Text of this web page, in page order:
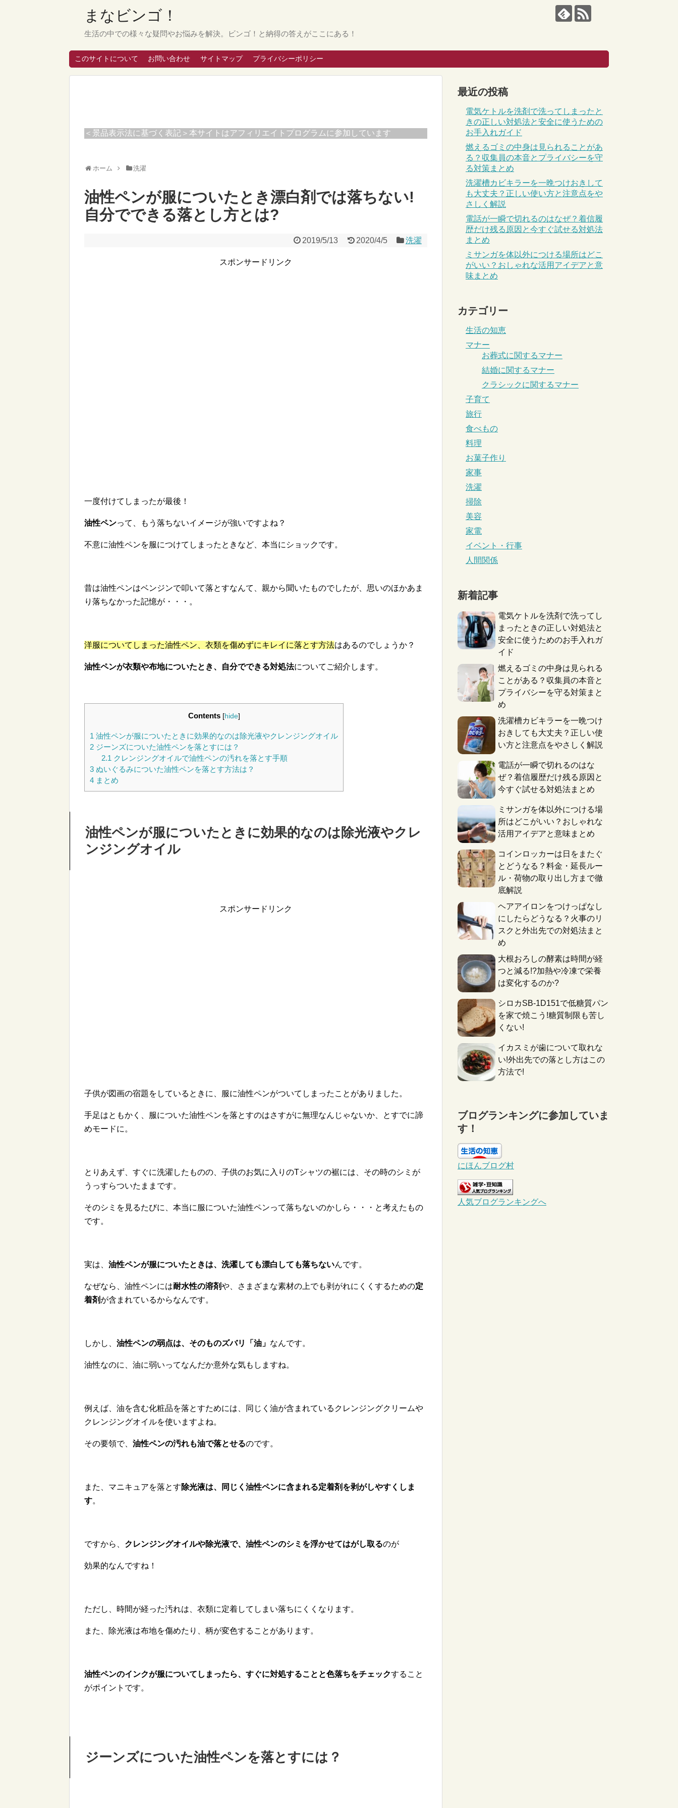
まなビンゴ！
生活の中での様々な疑問やお悩みを解決。ビンゴ！と納得の答えがここにある！
このサイトについて お問い合わせ サイトマップ プライバシーポリシー
＜景品表示法に基づく表記＞本サイトはアフィリエイトプログラムに参加しています
ホーム 洗濯
油性ペンが服についたとき漂白剤では落ちない!
自分でできる落とし方とは?
2019/5/13 2020/4/5 洗濯
スポンサードリンク
一度付けてしまったが最後！
油性ペンって、もう落ちないイメージが強いですよね？
不意に油性ペンを服につけてしまったときなど、本当にショックです。
昔は油性ペンはベンジンで叩いて落とすなんて、親から聞いたものでしたが、思いのほかあま
り落ちなかった記憶が・・・。
洋服についてしまった油性ペン、衣類を傷めずにキレイに落とす方法はあるのでしょうか？
油性ペンが衣類や布地についたとき、自分でできる対処法についてご紹介します。
Contents [hide]
1 油性ペンが服についたときに効果的なのは除光液やクレンジングオイル
2 ジーンズについた油性ペンを落とすには？
2.1 クレンジングオイルで油性ペンの汚れを落とす手順
3 ぬいぐるみについた油性ペンを落とす方法は？
4 まとめ
油性ペンが服についたときに効果的なのは除光液やクレ
ンジングオイル
スポンサードリンク
子供が図画の宿題をしているときに、服に油性ペンがついてしまったことがありました。
手足はともかく、服についた油性ペンを落とすのはさすがに無理なんじゃないか、とすでに諦
めモードに。
とりあえず、すぐに洗濯したものの、子供のお気に入りのTシャツの裾には、その時のシミが
うっすらついたままです。
そのシミを見るたびに、本当に服についた油性ペンって落ちないのかしら・・・と考えたもの
です。
実は、 油性ペンが服についたときは、洗濯しても漂白しても落ちないんです。
なぜなら、油性ペンには耐水性の溶剤や、さまざまな素材の上でも剥がれにくくするための定
着剤 が含まれているからなんです。
しかし、 油性ペンの弱点は、そのものズバリ「油」 なんです。
油性なのに、油に弱いってなんだか意外な気もしますね。
例えば、油を含む化粧品を落とすためには、同じく油が含まれているクレンジングクリームや
クレンジングオイルを使いますよね。
その要領で、 油性ペンの汚れも油で落とせるのです。
また、マニキュアを落とす除光液は、同じく油性ペンに含まれる定着剤を剥がしやすくしま
す。
ですから、 クレンジングオイルや除光液で、油性ペンのシミを浮かせてはがし取るのが
効果的なんですね！
ただし、時間が経った汚れは、衣類に定着してしまい落ちにくくなります。
また、除光液は布地を傷めたり、柄が変色することがあります。
油性ペンのインクが服についてしまったら、すぐに対処することと色落ちをチェックすること
がポイントです。
ジーンズについた油性ペンを落とすには？
最近の投稿
電気ケトルを洗剤で洗ってしまったと
きの正しい対処法と安全に使うための
お手入れガイド
燃えるゴミの中身は見られることがあ
る？収集員の本音とプライバシーを守
る対策まとめ
洗濯槽カビキラーを一晩つけおきして
も大丈夫？正しい使い方と注意点をや
さしく解説
電話が一瞬で切れるのはなぜ？着信履
歴だけ残る原因と今すぐ試せる対処法
まとめ
ミサンガを体以外につける場所はどこ
がいい？おしゃれな活用アイデアと意
味まとめ
カテゴリー
生活の知恵
マナー
お葬式に関するマナー
結婚に関するマナー
クラシックに関するマナー
子育て
旅行
食べもの
料理
お菓子作り
家事
洗濯
掃除
美容
家電
イベント・行事
人間関係
新着記事
電気ケトルを洗剤で洗ってし
まったときの正しい対処法と
安全に使うためのお手入れガ
イド
燃えるゴミの中身は見られる
ことがある？収集員の本音と
プライバシーを守る対策まと
め
洗濯槽カビキラーを一晩つけ
おきしても大丈夫？正しい使
い方と注意点をやさしく解説
電話が一瞬で切れるのはな
ぜ？着信履歴だけ残る原因と
今すぐ試せる対処法まとめ
ミサンガを体以外につける場
所はどこがいい？おしゃれな
活用アイデアと意味まとめ
コインロッカーは日をまたぐ
とどうなる？料金・延長ルー
ル・荷物の取り出し方まで徹
底解説
ヘアアイロンをつけっぱなし
にしたらどうなる？火事のリ
スクと外出先での対処法まと
め
大根おろしの酵素は時間が経
つと減る!?加熱や冷凍で栄養
は変化するのか?
シロカSB-1D151で低糖質パン
を家で焼こう!糖質制限も苦し
くない!
イカスミが歯について取れな
い!外出先での落とし方はこの
方法で!
ブログランキングに参加していま
す！
にほんブログ村
人気ブログランキングへ